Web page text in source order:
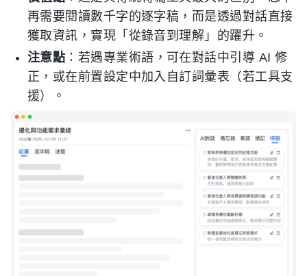
再需要閱讀數千字的逐字稿，而是透過對話直接
獲取資訊，實現「從錄音到理解」的躍升。
注意點 ：若遇專業術語，可在對話中引導 AI 修
正，或在前置設定中加入自訂詞彙表（若工具支
援）。